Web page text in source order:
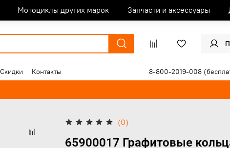
Мотоциклы других марок Запчасти и аксессуары
Скидки Контакты 8-800-2019-008
(0)
65900017 Графитовые